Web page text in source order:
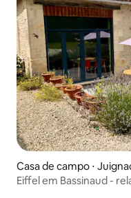
Casa de campo ⋅
Eiffel em Bassinaud -